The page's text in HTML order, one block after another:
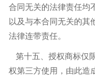
合同无关的法律责任均
以及与本合同无关的其
法律连带责任。
第十五、授权商标仅
权第三方使用，由此造